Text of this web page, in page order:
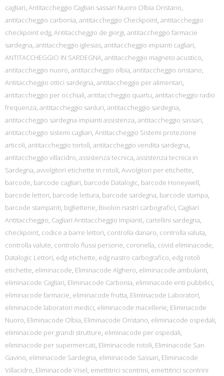
cagliari, Antitaccheggio Cagliari sassari Nuoro Olbia Oristano,
antitaccheggio carbonia, antitaccheggio Checkpoint, antitaccheggio
checkpoint edg, Antitaccheggio de giorgi, antitaccheggio farmacie
sardegna, antitaccheggio iglesias, antitaccheggio impianti cagliari,
ANTITACCHEGGIO IN SARDEGNA, antitaccheggio magneto acustico,
antitaccheggio nuoro, antitaccheggio olbia, antitaccheggio oristano,
Antitaccheggio ottici sardegna, antitaccheggio per alimentari,
antitaccheggio per occhiali, antitaccheggio quartu, antitaccheggio radio
frequenza, antitaccheggio sanluri, antitaccheggio sardegna,
antitaccheggio sardegna impianti assistenza, antitaccheggio sassari,
antitaccheggio sistemi cagliari, Antitaccheggio Sistemi protezione
articoli, antitaccheggio tortolì, antitaccheggio vendita sardegna,
antitaccheggio villacidro, assistenza tecnica, assistenza tecnica in
Sardegna, avvolgitori etichette in rotoli, Avvolgitori per etichette,
barcode, barcode cagliari, barcode Datalogic, barcode Honeywell,
barcode lettori, barcode lettura, barcode sardegna, barcode stampa,
barcode stampanti, biglietterie, Bixolon nastri carbografici, Cagliari
Antitaccheggio, Cagliari Antitaccheggio Impianti, cartellini sardegna,
checkpoint, codice a barre lettori, controlla danaro, controlla valuta,
controlla valute, controlo flussi persone, coronella, covid eliminacode,
Datalogic Lettori, edg etichette, edg nastro carbografico, edg rotoli
etichette, eliminacode, Eliminacode Alghero, eliminacode ambulanti,
eliminacode Cagliari, Eliminacode Carbonia, eliminacode enti pubbilici,
eliminacode farmacie, eliminacode frutta, Eliminacode Laboratori,
eliminacode laboratori medici, eliminacode macellerie, Eliminacode
Nuoro, Eliminacode Olbia, Eliminacode Oristano, eliminacode ospedali,
eliminacode per grandi strutture, eliminacode per ospedali,
eliminacode per supermercati, Eliminacode rotoli, Eliminacode San
Gavino, eliminacode Sardegna, eliminacode Sassari, Eliminacode
Villacidro, Eliminacode Visel, emettitrici scontrini, emettitrici scontrini